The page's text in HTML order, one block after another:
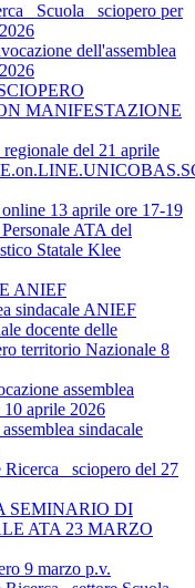
Scuola_ sciopero per
dell'assemblea
MANIFESTAZIONE
del 21 aprile
13 aprile ore 17-19
ATA del
Statale Klee
ANIEF
sindacale ANIEF
docente delle
territorio Nazionale 8
assemblea
aprile 2026
sindacale
sciopero del 27
SEMINARIO DI
ATA 23 MARZO
9 marzo p.v.